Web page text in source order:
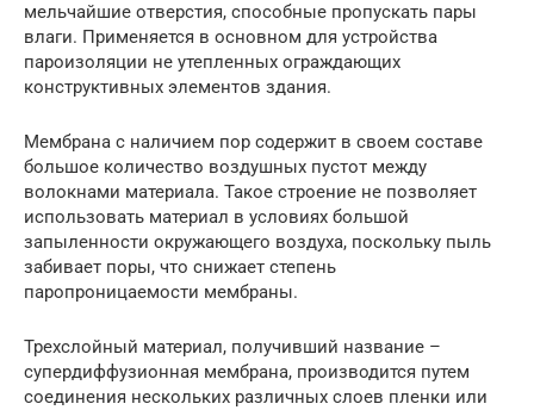
мельчайшие отверстия, способные пропускать пары
влаги. Применяется в основном для устройства
пароизоляции не утепленных ограждающих
конструктивных элементов здания.
Мембрана с наличием пор содержит в своем составе
большое количество воздушных пустот между
волокнами материала. Такое строение не позволяет
использовать материал в условиях большой
запыленности окружающего воздуха, поскольку пыль
забивает поры, что снижает степень
паропроницаемости мембраны.
Трехслойный материал, получивший название –
супердиффузионная мембрана, производится путем
соединения нескольких различных слоев пленки или